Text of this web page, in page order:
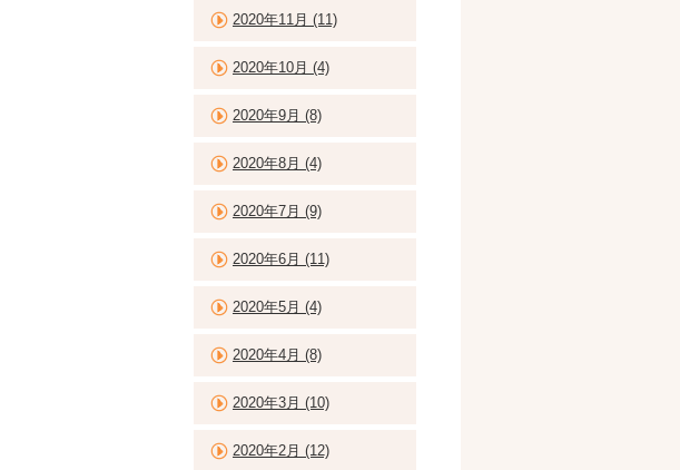
2020年11月 (11)
2020年10月 (4)
2020年9月 (8)
2020年8月 (4)
2020年7月 (9)
2020年6月 (11)
2020年5月 (4)
2020年4月 (8)
2020年3月 (10)
2020年2月 (12)